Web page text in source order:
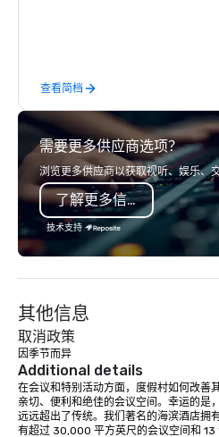
enthusiasm after every event! ► What
makes our approach special is the
"Recognition Factor." When an
audience hears a familiar Britany
Spears, Bruno Mars, or Beatles
melody reimagined through a
1940s lens, it creates an instant
moment. It invites the audience to
lean in, sparking conversation and
connection. ► How We Elevate Your
Event: We don’t just provide
curated atmosphere. Whether it’s a
high-stakes corporate gala, an
intimate boutique wedding, or a
brand launch, our ensembles are
styled and coached to match the
aesthetic excellence of your venue.
Bespoke Curation: From solo "Noir"
查看简档
需要更多供应商选项？
浏览更多供应商以获取视听、娱乐、
了解更多信息
技术支持
其他信息
取消政策
因季节而异
Additional details
在会议和特别活动方面，度假村如何改善
亲切、便利和绝佳的会议空间。幸运的是
远远超出了传统。我们著名的海滨酒店拥
有超过 30,000 平方英尺的会议空间和